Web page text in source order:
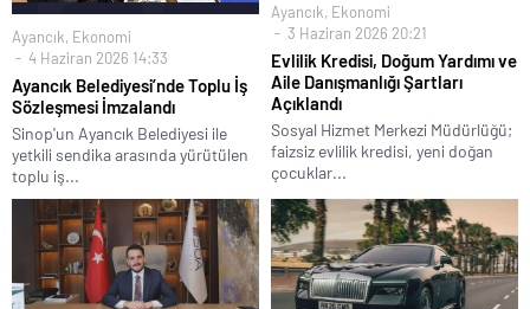
Ayancık, Ekonomi
4 Haziran 2026 14:33
Ayancık Belediyesi’nde Toplu İş
Sözleşmesi İmzalandı
Sinop'un Ayancık Belediyesi ile
yetkili sendika arasında yürütülen
toplu iş...
Ayancık, Ekonomi
3 Haziran 2026 20:21
Evlilik Kredisi, Doğum Yardımı ve
Aile Danışmanlığı Şartları
Açıklandı
Sosyal Hizmet Merkezi Müdürlüğü;
faizsiz evlilik kredisi, yeni doğan
çocuklar...